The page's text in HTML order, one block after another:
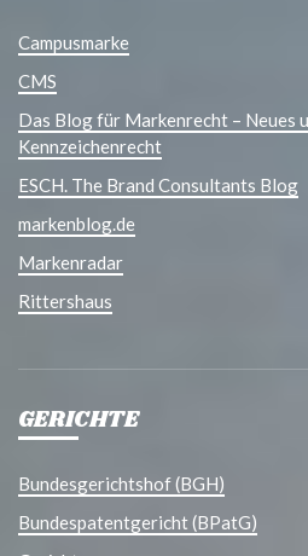
Campusmarke
CMS
Das Blog für Markenrecht – Neues
Kennzeichenrecht
ESCH. The Brand Consultants Blog
markenblog.de
Markenradar
Rittershaus
GERICHTE
Bundesgerichtshof (BGH)
Bundespatentgericht (BPatG)